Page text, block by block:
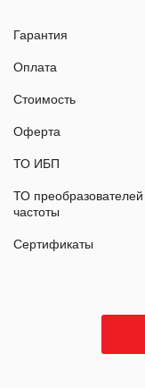
Гарантия
Оплата
Стоимость
Оферта
ТО ИБП
ТО преобразователей
частоты
Сертификаты